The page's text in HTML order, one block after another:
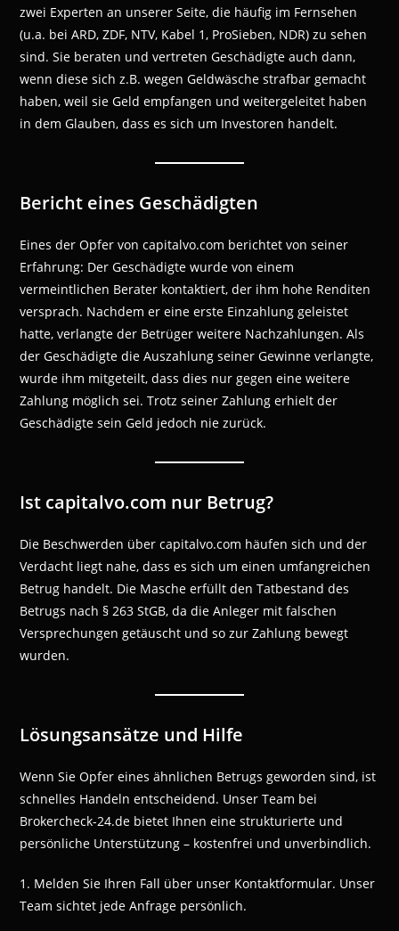
zwei Experten an unserer Seite, die häufig im Fernsehen
(u.a. bei ARD, ZDF, NTV, Kabel 1, ProSieben, NDR) zu sehen
sind. Sie beraten und vertreten Geschädigte auch dann,
wenn diese sich z.B. wegen Geldwäsche strafbar gemacht
haben, weil sie Geld empfangen und weitergeleitet haben
in dem Glauben, dass es sich um Investoren handelt.
Bericht eines Geschädigten
Eines der Opfer von capitalvo.com berichtet von seiner
Erfahrung: Der Geschädigte wurde von einem
vermeintlichen Berater kontaktiert, der ihm hohe Renditen
versprach. Nachdem er eine erste Einzahlung geleistet
hatte, verlangte der Betrüger weitere Nachzahlungen. Als
der Geschädigte die Auszahlung seiner Gewinne verlangte,
wurde ihm mitgeteilt, dass dies nur gegen eine weitere
Zahlung möglich sei. Trotz seiner Zahlung erhielt der
Geschädigte sein Geld jedoch nie zurück.
Ist capitalvo.com nur Betrug?
Die Beschwerden über capitalvo.com häufen sich und der
Verdacht liegt nahe, dass es sich um einen umfangreichen
Betrug handelt. Die Masche erfüllt den Tatbestand des
Betrugs nach § 263 StGB, da die Anleger mit falschen
Versprechungen getäuscht und so zur Zahlung bewegt
wurden.
Lösungsansätze und Hilfe
Wenn Sie Opfer eines ähnlichen Betrugs geworden sind, ist
schnelles Handeln entscheidend. Unser Team bei
Brokercheck-24.de bietet Ihnen eine strukturierte und
persönliche Unterstützung – kostenfrei und unverbindlich.
1. Melden Sie Ihren Fall über unser Kontaktformular. Unser
Team sichtet jede Anfrage persönlich.